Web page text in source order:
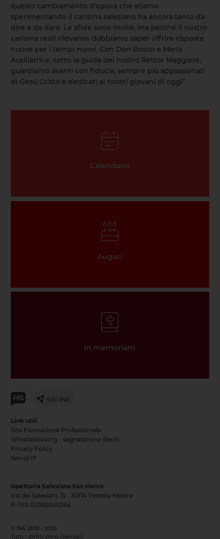
questo cambiamento d’epoca che stiamo
sperimentando il carisma salesiano ha ancora tanto da
dire e da dare. Le sfide sono molte, ma perché il nostro
carisma resti rilevante dobbiamo saper offrire risposte
nuove per i tempi nuovi. Con Don Bosco e Maria
Ausiliatrice, sotto la guida del nostro Rettor Maggiore,
guardiamo avanti con fiducia, sempre più appassionati
di Gesù Cristo e dedicati ai nostri giovani di oggi”.
Calendario
Auguri
In memoriam
Siti INE
Link utili
Sito Formazione Professionale
Whistleblowing - segnalazione illeciti
Privacy Policy
Servizi IT
Ispettoria Salesiana San Marco
Via dei Salesiani, 15 - 30174 Venezia Mestre
P. IVA 02360500264
© INE 2018 - 2026
Tutti i diritti sono riservati